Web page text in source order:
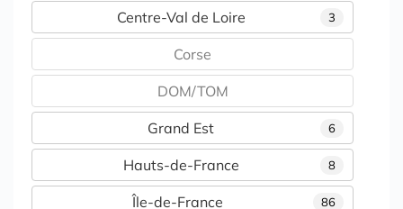
3
Centre-Val de Loire
Corse
DOM/TOM
6
Grand Est
8
Hauts-de-France
86
Île-de-France